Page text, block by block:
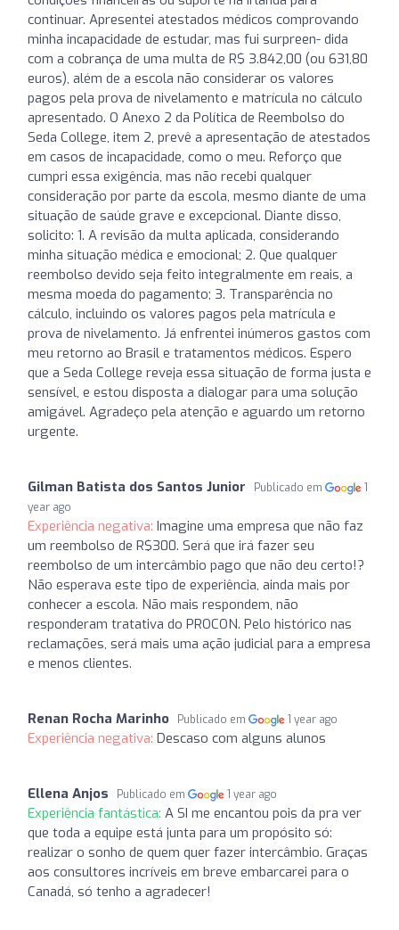
continuar. Apresentei atestados médicos comprovando
minha incapacidade de estudar, mas fui surpreen- dida
com a cobrança de uma multa de R$ 3.842,00 (ou 631,80
euros), além de a escola não considerar os valores
pagos pela prova de nivelamento e matrícula no cálculo
apresentado. O Anexo 2 da Política de Reembolso do
Seda College, item 2, prevê a apresentação de atestados
em casos de incapacidade, como o meu. Reforço que
cumpri essa exigência, mas não recebi qualquer
consideração por parte da escola, mesmo diante de uma
situação de saúde grave e excepcional. Diante disso,
solicito: 1. A revisão da multa aplicada, considerando
minha situação médica e emocional; 2. Que qualquer
reembolso devido seja feito integralmente em reais, a
mesma moeda do pagamento; 3. Transparência no
cálculo, incluindo os valores pagos pela matrícula e
prova de nivelamento. Já enfrentei inúmeros gastos com
meu retorno ao Brasil e tratamentos médicos. Espero
que a Seda College reveja essa situação de forma justa e
sensível, e estou disposta a dialogar para uma solução
amigável. Agradeço pela atenção e aguardo um retorno
urgente.
Gilman Batista dos Santos Junior Publicado em
1
year ago
Experiência negativa: Imagine uma empresa que não faz
um reembolso de R$300. Será que irá fazer seu
reembolso de um intercâmbio pago que não deu certo!?
Não esperava este tipo de experiência, ainda mais por
conhecer a escola. Não mais respondem, não
responderam tratativa do PROCON. Pelo histórico nas
reclamações, será mais uma ação judicial para a empresa
e menos clientes.
Renan Rocha Marinho Publicado em 1 year ago
Experiência negativa: Descaso com alguns alunos
Ellena Anjos Publicado em 1 year ago
Experiência fantástica: A SI me encantou pois da pra ver
que toda a equipe está junta para um propósito só:
realizar o sonho de quem quer fazer intercâmbio. Graças
aos consultores incríveis em breve embarcarei para o
Canadá, só tenho a agradecer!